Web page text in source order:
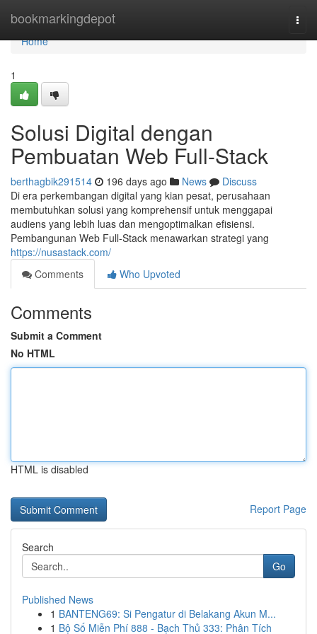
bookmarkingdepot
Home
Home
1
Solusi Digital dengan
Pembuatan Web Full-Stack
berthagbik291514 196 days ago News
Discuss
Di era perkembangan digital yang kian pesat, perusahaan
membutuhkan solusi yang komprehensif untuk menggapai
audiens yang lebih luas dan mengoptimalkan efisiensi.
Pembangunan Web Full-Stack menawarkan strategi yang
https://nusastack.com/
Comments
Who Upvoted
Comments
Submit a Comment
No HTML
HTML is disabled
Report Page
Search
Go
Published News
1 BANTENG69: Si Pengatur di Belakang Akun M...
1 Bộ Số Miễn Phí 888 - Bạch Thủ 333: Phân Tích